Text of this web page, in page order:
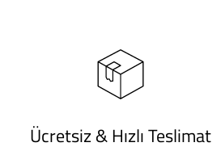
Ücretsiz & Hızlı Teslimat